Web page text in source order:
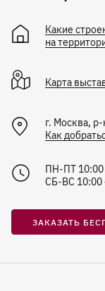
Какие
на
Карта
г. Москва,
Как
ПН-ПТ
СБ-ВС 10:00
ЗАКАЗАТЬ